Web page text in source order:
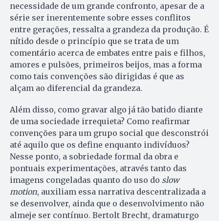
necessidade de um grande confronto, apesar de a
série ser inerentemente sobre esses conflitos
entre gerações, ressalta a grandeza da produção. É
nítido desde o princípio que se trata de um
comentário acerca de embates entre pais e filhos,
amores e pulsões, primeiros beijos, mas a forma
como tais convenções são dirigidas é que as
alçam ao diferencial da grandeza.
Além disso, como gravar algo já tão batido diante
de uma sociedade irrequieta? Como reafirmar
convenções para um grupo social que desconstrói
até aquilo que os define enquanto indivíduos?
Nesse ponto, a sobriedade formal da obra e
pontuais experimentações, através tanto das
imagens congeladas quanto do uso do slow
motion, auxiliam essa narrativa descentralizada a
se desenvolver, ainda que o desenvolvimento não
almeje ser contínuo. Bertolt Brecht, dramaturgo